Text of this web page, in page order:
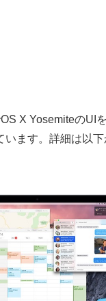
X YosemiteのUI
ます。詳細は以下